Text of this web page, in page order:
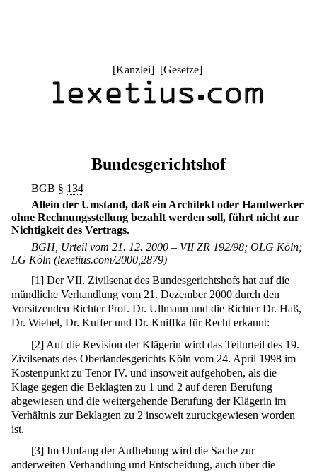
[Kanzlei] [Gesetze]
Bundesgerichtshof
BGB § 134
Allein der Umstand, daß ein Architekt oder Handwerker
ohne Rechnungsstellung bezahlt werden soll, führt nicht zur
Nichtigkeit des Vertrags.
BGH, Urteil vom 21. 12. 2000 – VII ZR 192/98; OLG Köln;
LG Köln (lexetius.com/2000,2879)
[1] Der VII. Zivilsenat des Bundesgerichtshofs hat auf die
mündliche Verhandlung vom 21. Dezember 2000 durch den
Vorsitzenden Richter Prof. Dr. Ullmann und die Richter Dr. Haß,
Dr. Wiebel, Dr. Kuffer und Dr. Kniffka für Recht erkannt:
[2] Auf die Revision der Klägerin wird das Teilurteil des 19.
Zivilsenats des Oberlandesgerichts Köln vom 24. April 1998 im
Kostenpunkt zu Tenor IV. und insoweit aufgehoben, als die
Klage gegen die Beklagten zu 1 und 2 auf deren Berufung
abgewiesen und die weitergehende Berufung der Klägerin im
Verhältnis zur Beklagten zu 2 insoweit zurückgewiesen worden
ist.
[3] Im Umfang der Aufhebung wird die Sache zur
anderweiten Verhandlung und Entscheidung, auch über die